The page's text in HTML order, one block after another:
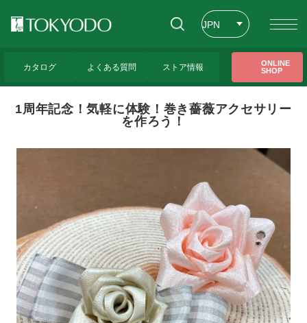
JPN
カタログ よくある質問 ストア情報
ONLINE
SHOP
1周年記念！気軽に体験！巻き薔薇アクセ
サリーを作ろう！
1周年記念！気軽に体験！巻き薔薇アクセサリー
を作ろう！